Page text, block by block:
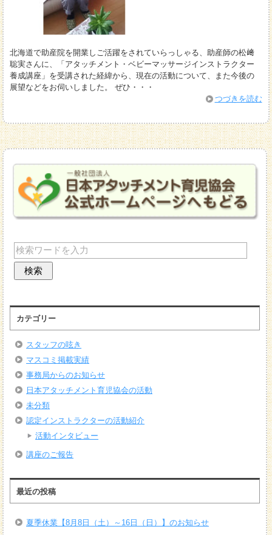
北海道で助産院を開業しご活躍をされていらっしゃる、助産師の松﨑
聡実さんに、「アタッチメント・ベビーマッサージインストラクター
養成講座」を受講された経緯から、現在の活動について、また今後の
展望などをお伺いしました。 ぜひ・・・
つづきを読む
カテゴリー
スタッフの呟き
マスコミ掲載実績
事務局からのお知らせ
日本アタッチメント育児協会の活動
未分類
認定インストラクターの活動紹介
活動インタビュー
講座のご報告
最近の投稿
夏季休業【8月8日（土）～16日（日）】のお知らせ